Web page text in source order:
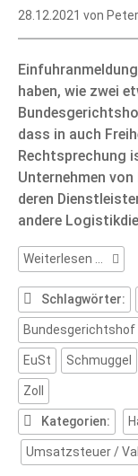
28.12.2021 von
haben, wie zwei
dass in auch
Rechtsprechung
Unternehmen
deren
andere
Weiterlesen …
Risiken
Schlagwörter:
Bundesgerichtshof
EuSt Schmuggel
Zoll
Kategorien:
Umsatzsteuer /